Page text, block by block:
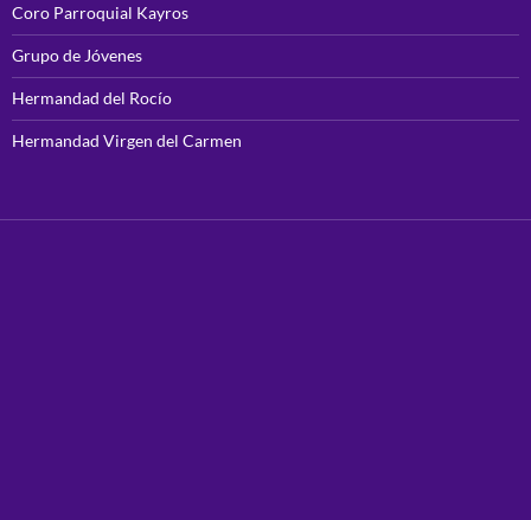
Coro Parroquial Kayros
Grupo de Jóvenes
Hermandad del Rocío
Hermandad Virgen del Carmen